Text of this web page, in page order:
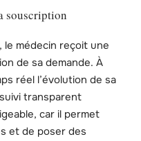
souscription
le médecin reçoit une
de sa demande. À
réel l’évolution de sa
transparent
car il permet
et de poser des